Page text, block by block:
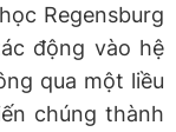
Regensburg
động vào hệ
qua một liều
chúng thành